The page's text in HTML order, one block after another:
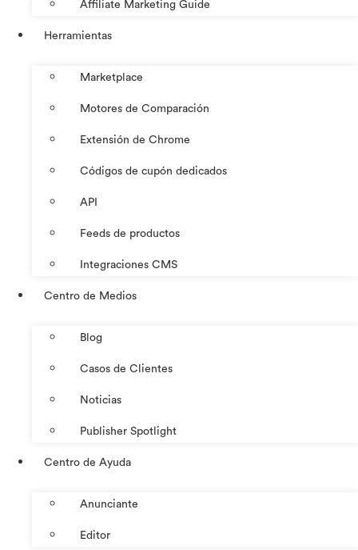
Affiliate Marketing Guide
Herramientas
Marketplace
Motores de Comparación
Extensión de Chrome
Códigos de cupón dedicados
API
Feeds de productos
Integraciones CMS
Centro de Medios
Blog
Casos de Clientes
Noticias
Publisher Spotlight
Centro de Ayuda
Anunciante
Editor